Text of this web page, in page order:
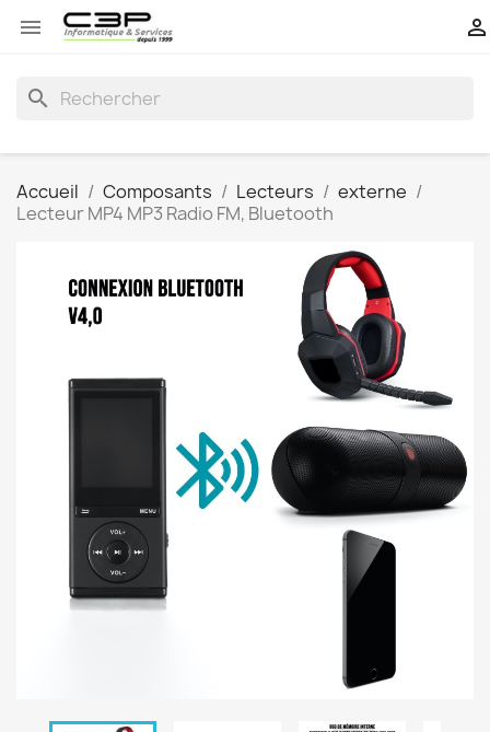
 
search
Accueil Composants Lecteurs
externe
Lecteur MP4 MP3 Radio FM, Bluetooth